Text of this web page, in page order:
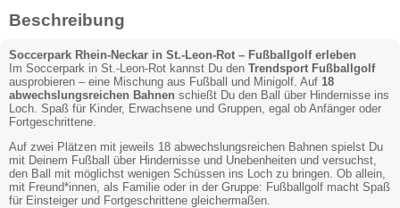
Beschreibung
Soccerpark Rhein-Neckar in St.-Leon-Rot – Fußballgolf erleben
Im Soccerpark in St.-Leon-Rot kannst Du den Trendsport Fußballgolf
ausprobieren – eine Mischung aus Fußball und Minigolf. Auf 18
abwechslungsreichen Bahnen schießt Du den Ball über Hindernisse ins
Loch. Spaß für Kinder, Erwachsene und Gruppen, egal ob Anfänger oder
Fortgeschrittene.
Auf zwei Plätzen mit jeweils 18 abwechslungsreichen Bahnen spielst Du
mit Deinem Fußball über Hindernisse und Unebenheiten und versuchst,
den Ball mit möglichst wenigen Schüssen ins Loch zu bringen. Ob allein,
mit Freund*innen, als Familie oder in der Gruppe: Fußballgolf macht Spaß
für Einsteiger und Fortgeschrittene gleichermaßen.